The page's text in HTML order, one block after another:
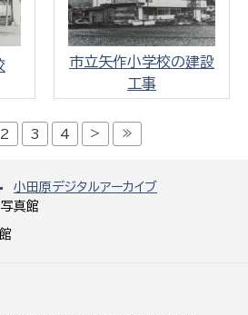
小田原デジタルアーカイブ
真館
市立矢作小学校の建設
工事
2 3 4 > ≫